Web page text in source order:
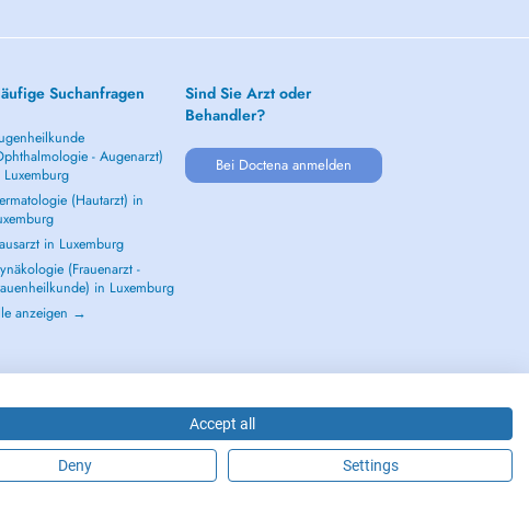
Suchanfragen
- Augenarzt)
Luxemburg
(Hautarzt) in
in Luxemburg
(Frauenarzt -
in Luxemburg
anzeigen →
Sind Sie Arzt oder
Behandler?
Bei Doctena anmelden
© 2026 - DOCTENA S.A. 42, Rue de la Vallée, L-2661 Luxembourg
Accept all
Deny Settings